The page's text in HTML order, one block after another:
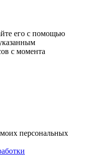
его с помощью
с момента
персональных